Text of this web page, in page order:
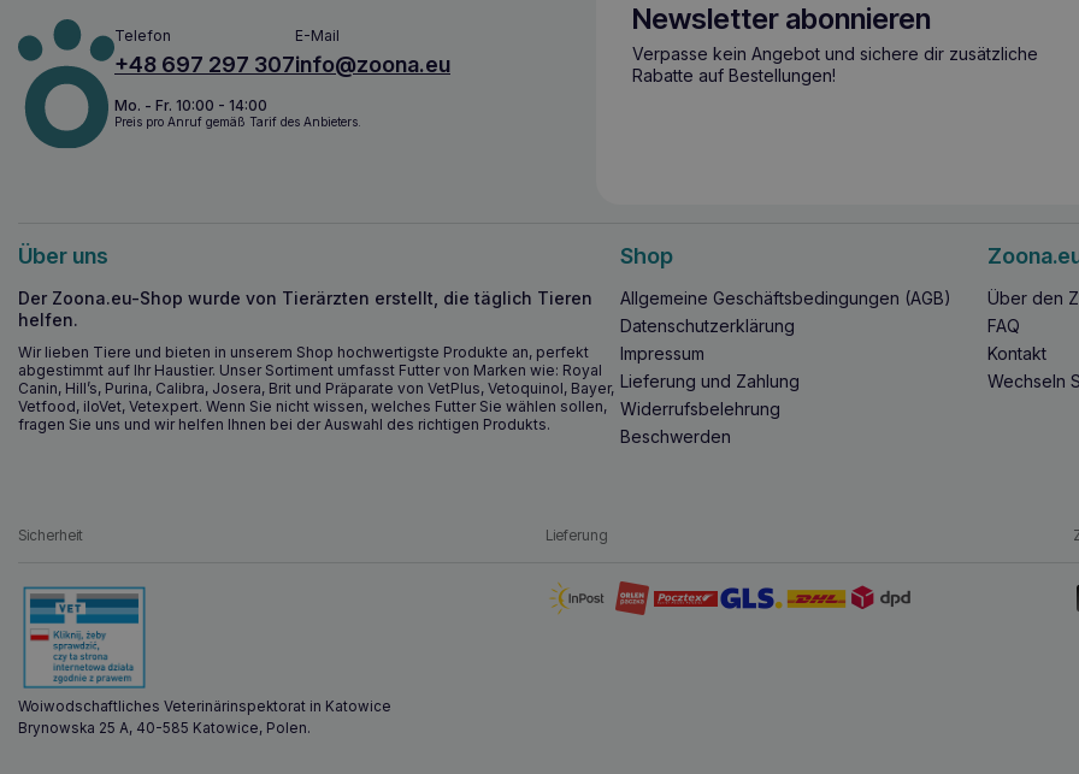
Telefon
+48 697 297 307
E-Mail
info@zoona.eu
Mo. - Fr. 10:00 - 14:00
Preis pro Anruf gemäß Tarif des Anbieters.
Newsletter abonnieren
Verpasse kein Angebot und sichere dir zusätzliche
Rabatte auf Bestellungen!
Über uns
Der Zoona.eu-Shop wurde von Tierärzten erstellt, die täglich Tieren
helfen.
Wir lieben Tiere und bieten in unserem Shop hochwertigste Produkte an, perfekt
abgestimmt auf Ihr Haustier. Unser Sortiment umfasst Futter von Marken wie: Royal
Canin, Hill’s, Purina, Calibra, Josera, Brit und Präparate von VetPlus, Vetoquinol, Bayer,
Vetfood, iloVet, Vetexpert. Wenn Sie nicht wissen, welches Futter Sie wählen sollen,
fragen Sie uns und wir helfen Ihnen bei der Auswahl des richtigen Produkts.
Shop
Allgemeine Geschäftsbedingungen (AGB)
Datenschutzerklärung
Impressum
Lieferung und Zahlung
Widerrufsbelehrung
Beschwerden
Über den
FAQ
Kontakt
Wechseln
Sicherheit
Woiwodschaftliches Veterinärinspektorat in Katowice
Brynowska 25 A, 40-585 Katowice, Polen.
Lieferung